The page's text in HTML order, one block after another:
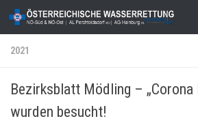
Zum Inhalt springen
2021
Bezirksblatt Mödling – „Corona
wurden besucht!